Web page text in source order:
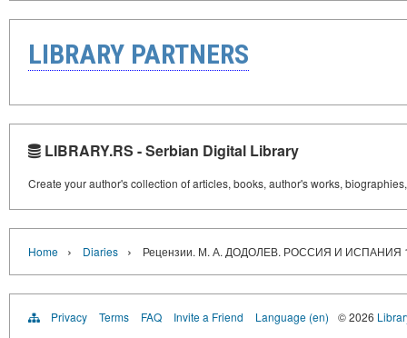
LIBRARY PARTNERS
LIBRARY.RS - Serbian Digital Library
Create your author's collection of articles, books, author's works,
Home › Diaries › Рецензии. М. А. ДОДОЛЕВ. РОССИЯ И
Privacy Terms FAQ Invite a Friend Language (en) © 2026